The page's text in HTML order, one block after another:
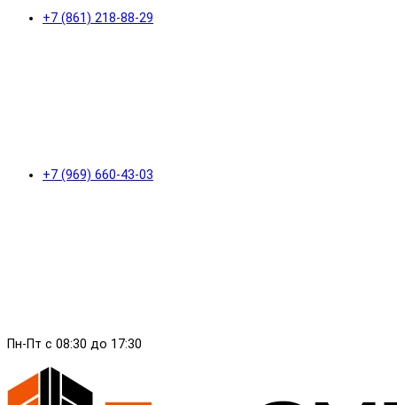
+7 (861) 218-88-29
+7 (969) 660-43-03
Пн-Пт с 08:30 до 17:30